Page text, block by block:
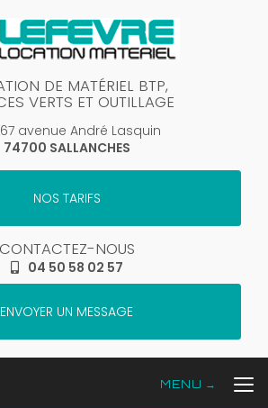
DE MATÉRIEL BTP,
VERTS ET OUTILLAGE
avenue André Lasquin
74700 SALLANCHES
NOS TARIFS
CONTACTEZ-NOUS
04 50 58 02 57
ENVOYER UN MESSAGE